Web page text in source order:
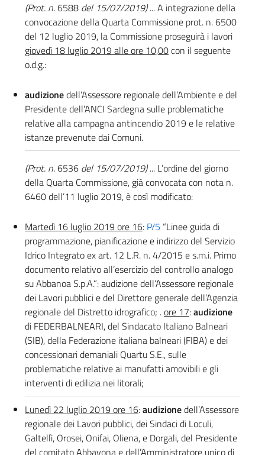
(Prot. n.6588 del 15/07/2019)... A integrazione della
convocazione della Quarta Commissione prot. n. 6500
del 12 luglio 2019, la Commissione proseguirà i lavori
giovedì 18 luglio 2019 alle ore 10,00con il seguente
o.d.g.:
audizionedell’Assessore regionale dell’Ambiente e del
Presidente dell’ANCI Sardegna sulle problematiche
relative alla campagna antincendio 2019 e le relative
istanze prevenute dai Comuni.
(Prot. n.6536 del 15/07/2019)... L’ordine del giorno
della Quarta Commissione, già convocata con nota n.
6460 dell’11 luglio 2019, è così modificato:
Martedì 16 luglio 2019 ore 16: P/5 “Linee guida di
programmazione, pianificazione e indirizzo del Servizio
Idrico Integrato ex art. 12 L.R. n. 4/2015 e s.m.i. Primo
documento relativo all’esercizio del controllo analogo
su Abbanoa S.p.A.”: audizione dell’Assessore regionale
dei Lavori pubblici e del Direttore generale dell’Agenzia
regionale del Distretto idrografico; .ore 17:audizione
di FEDERBALNEARI, del Sindacato Italiano Balneari
(SIB), della Federazione italiana balneari (FIBA) e dei
concessionari demaniali Quartu S.E., sulle
problematiche relative ai manufatti amovibili e gli
interventi di edilizia nei litorali;
Lunedì 22 luglio 2019 ore 16:audizionedell’Assessore
regionale dei Lavori pubblici, dei Sindaci di Loculi,
Galtellì, Orosei, Onifai, Oliena, e Dorgali, del Presidente
del comitato Abbavona e dell’Amministratore unico di